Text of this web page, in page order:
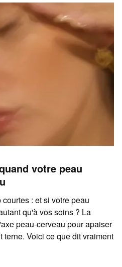
votre peau
: et si votre peau
qu'à vos soins ? La
peau-cerveau pour apaiser
Voici ce que dit vraiment